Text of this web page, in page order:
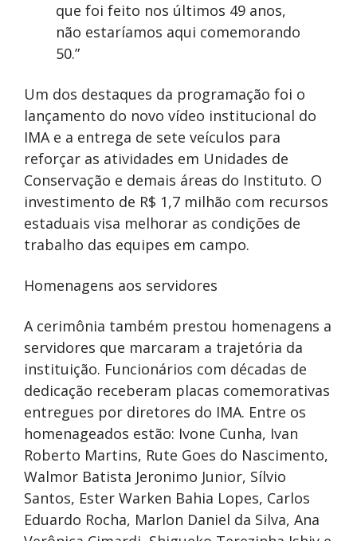
que foi feito nos últimos 49 anos,
não estaríamos aqui comemorando
50.”
Um dos destaques da programação foi o
lançamento do novo vídeo institucional do
IMA e a entrega de sete veículos para
reforçar as atividades em Unidades de
Conservação e demais áreas do Instituto. O
investimento de R$ 1,7 milhão com recursos
estaduais visa melhorar as condições de
trabalho das equipes em campo.
Homenagens aos servidores
A cerimônia também prestou homenagens a
servidores que marcaram a trajetória da
instituição. Funcionários com décadas de
dedicação receberam placas comemorativas
entregues por diretores do IMA. Entre os
homenageados estão: Ivone Cunha, Ivan
Roberto Martins, Rute Goes do Nascimento,
Walmor Batista Jeronimo Junior, Sílvio
Santos, Ester Warken Bahia Lopes, Carlos
Eduardo Rocha, Marlon Daniel da Silva, Ana